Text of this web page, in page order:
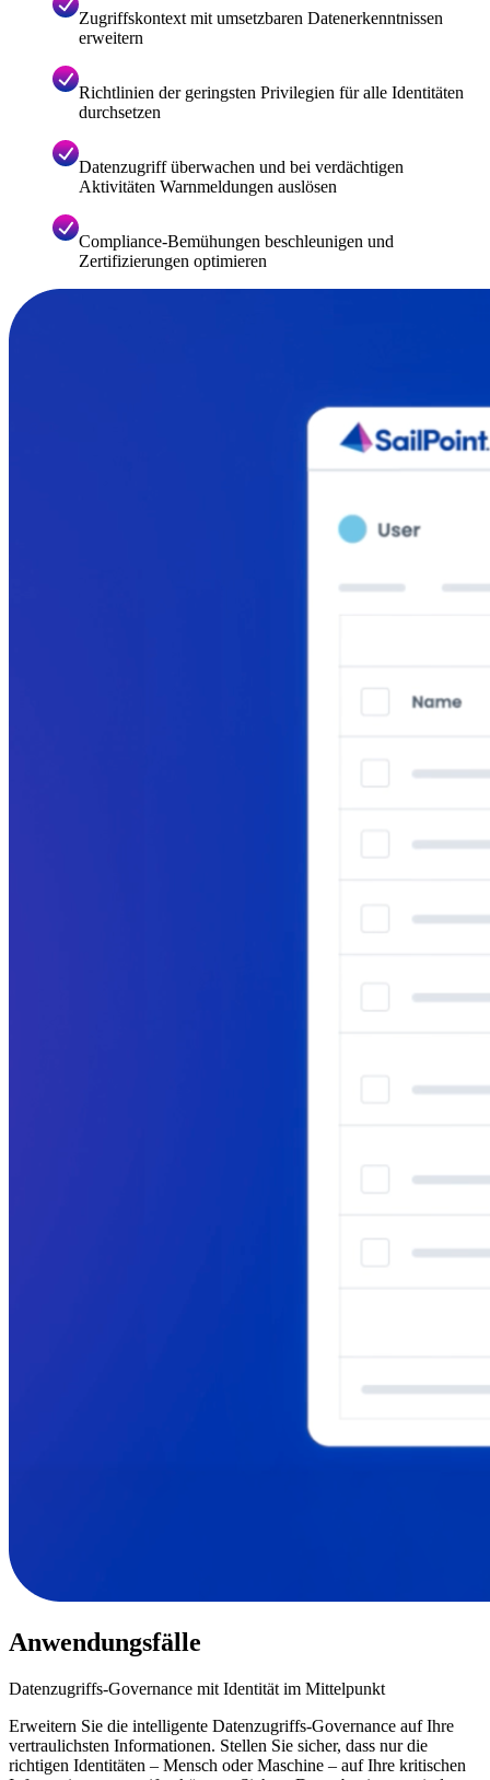
Zugriffskontext mit umsetzbaren Datenerkenntnissen
erweitern
Richtlinien der geringsten Privilegien für alle Identitäten
durchsetzen
Datenzugriff überwachen und bei verdächtigen
Aktivitäten Warnmeldungen auslösen
Compliance-Bemühungen beschleunigen und
Zertifizierungen optimieren
Anwendungsfälle
Datenzugriffs-Governance mit Identität im Mittelpunkt
Erweitern Sie die intelligente Datenzugriffs-Governance auf Ihre
vertraulichsten Informationen. Stellen Sie sicher, dass nur die
richtigen Identitäten – Mensch oder Maschine – auf Ihre kritischen